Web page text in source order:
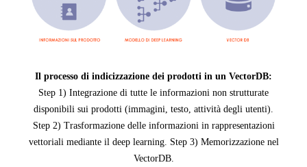
Il processo di indicizzazione dei prodotti in un VectorDB:
Step 1) Integrazione di tutte le informazioni non strutturate
disponibili sui prodotti (immagini, testo, attività degli utenti).
Step 2) Trasformazione delle informazioni in rappresentazioni
vettoriali mediante il deep learning. Step 3) Memorizzazione nel
VectorDB.